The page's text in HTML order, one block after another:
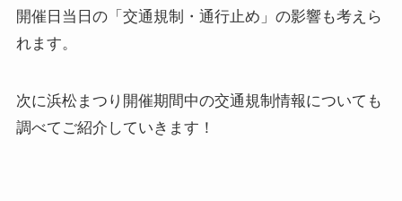
開催日当日の「交通規制・通行止め」の影響も考えら
れます。
次に浜松まつり開催期間中の交通規制情報についても
調べてご紹介していきます！